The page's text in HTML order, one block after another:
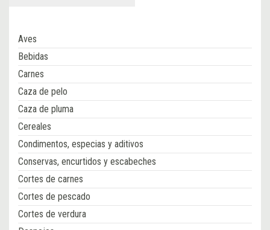
Aves
Bebidas
Carnes
Caza de pelo
Caza de pluma
Cereales
Condimentos, especias y aditivos
Conservas, encurtidos y escabeches
Cortes de carnes
Cortes de pescado
Cortes de verdura